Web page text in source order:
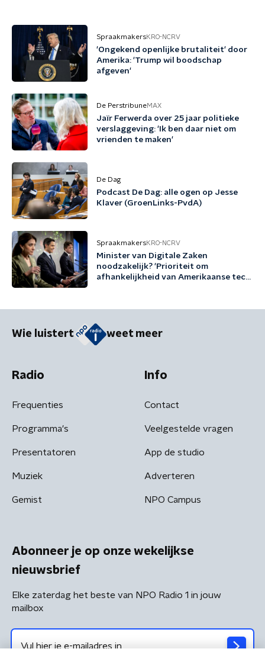
SpraakmakersKRO-NCRV
'Ongekend openlijke brutaliteit' door
Amerika: 'Trump wil boodschap
afgeven'
De PerstribuneMAX
Jaïr Ferwerda over 25 jaar politieke
verslaggeving: 'Ik ben daar niet om
vrienden te maken'
De Dag
Podcast De Dag: alle ogen op Jesse
Klaver (GroenLinks-PvdA)
SpraakmakersKRO-NCRV
Minister van Digitale Zaken
noodzakelijk? 'Prioriteit om
afhankelijkheid van Amerikaanse tech
Wie luistert weet meer
Radio
Frequenties
Programma's
Presentatoren
Muziek
Gemist
Info
Contact
Veelgestelde vragen
App de studio
Adverteren
NPO Campus
Abonneer je op onze wekelijkse
nieuwsbrief
Elke zaterdag het beste van NPO Radio 1 in jouw
mailbox